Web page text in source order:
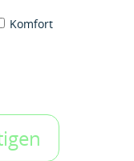
Komfort